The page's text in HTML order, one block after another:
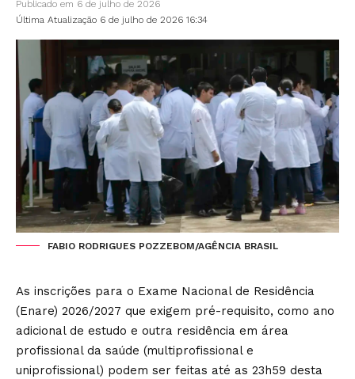
Última Atualização 6 de julho de 2026 16:34
Publicado em 6 de julho de 2026
FABIO RODRIGUES POZZEBOM/AGÊNCIA BRASIL
As inscrições para o Exame Nacional de Residência
(Enare) 2026/2027 que exigem pré-requisito, como ano
adicional de estudo e outra residência em área
profissional da saúde (multiprofissional e
uniprofissional) podem ser feitas até as 23h59 desta